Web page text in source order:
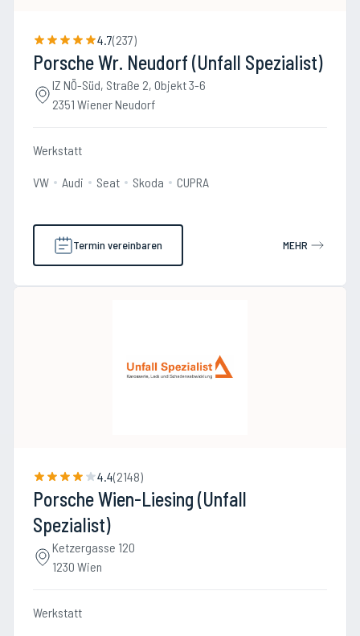
4.7(237)
Porsche Wr. Neudorf (Unfall Spezialist)
IZ NÖ-Süd, Straße 2, Objekt 3-6
2351 Wiener Neudorf
Werkstatt
VW Audi Seat Skoda CUPRA
Termin vereinbaren MEHR
4.4(2148)
Porsche Wien-Liesing (Unfall
Spezialist)
Ketzergasse 120
1230 Wien
Werkstatt